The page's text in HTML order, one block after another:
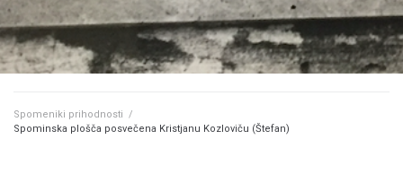
Spomeniki prihodnosti /
Spominska plošča posvečena Kristjanu Kozloviču (Štefan)